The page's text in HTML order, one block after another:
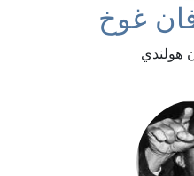
غوخ
هولندي